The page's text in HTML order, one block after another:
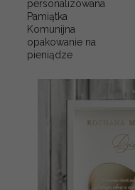
personalizowana
Pamiątka
Komunijna
opakowanie na
pieniądze